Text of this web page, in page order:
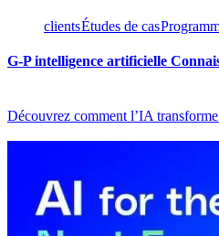
clients​​Études de cas​​
G-P intelligence artificielle
Découvrez comment l’IA